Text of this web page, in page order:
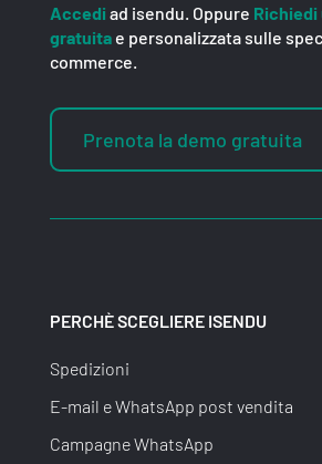
Accedi ad isendu. Oppure Richiedi
gratuita e personalizzata sulle
commerce.
Prenota la demo gratuita
PERCHÈ SCEGLIERE ISENDU
Spedizioni
E-mail e WhatsApp post vendita
Campagne WhatsApp